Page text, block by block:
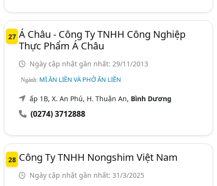
27 Á Châu - Công Ty TNHH Công Nghiệp
Thực Phẩm Á Châu
Ngày cập nhật gần nhất: 29/11/2013
Ngành: MÌ ĂN LIỀN VÀ PHỞ ĂN LIỀN
ấp 1B, X. An Phú, H. Thuận An, Bình Dương
(0274) 3712888
28 Công Ty TNHH Nongshim Việt Nam
Ngày cập nhật gần nhất: 31/3/2025